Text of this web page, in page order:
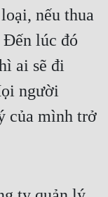
nếu thua
Đến lúc đó
ai sẽ đi
người
của mình trở